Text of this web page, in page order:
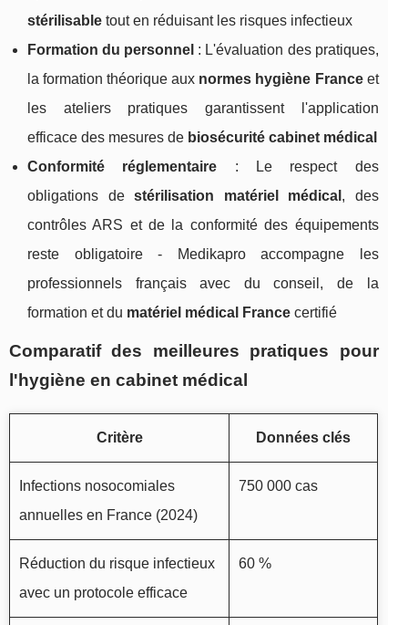
stérilisable tout en réduisant les risques infectieux
Formation du personnel : L'évaluation des pratiques,
la formation théorique aux normes hygiène Franceet
les ateliers pratiques garantissent l'application
efficace des mesures de biosécurité cabinet médical
Conformité réglementaire : Le respect des
obligations destérilisation matériel médical , des
contrôles ARS et de la conformité des équipements
reste obligatoire - Medikapro accompagne les
professionnels français avec du conseil, de la
formation et du matériel médical France certifié
Comparatif des meilleures pratiques pour
l'hygiène en cabinet médical
Critère Données clés
Infections nosocomiales
annuelles en France (2024)
750 000 cas
Réduction du risque infectieux
avec un protocole efficace
60 %